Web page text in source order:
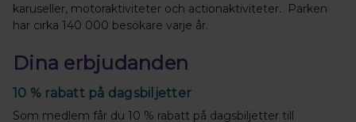
karuseller, motoraktiviteter och actionaktiviteter. Parken
har cirka 140 000 besökare varje år.
Dina erbjudanden
10 % rabatt på dagsbiljetter
Som medlem får du 10 % rabatt på dagsbiljetter till